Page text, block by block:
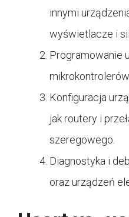
innymi
wyświetlacze i
Programowanie
Konfiguracja
jak routery i
szeregowego.
Diagnostyka i
oraz urządzeń